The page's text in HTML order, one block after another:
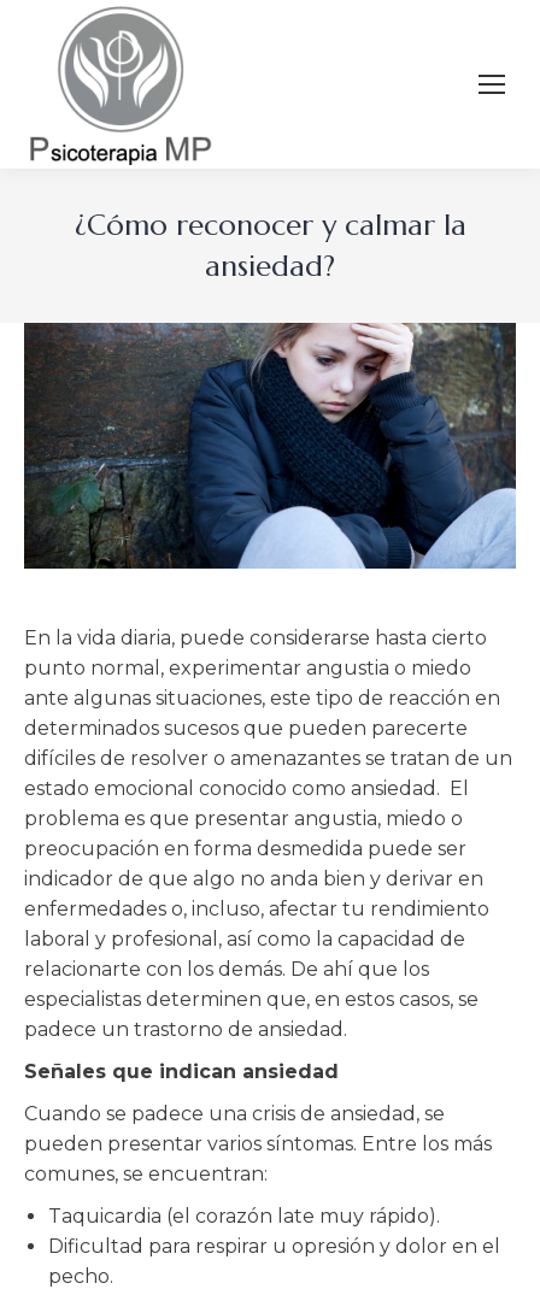
¿Cómo reconocer y calmar la
ansiedad?
En la vida diaria, puede considerarse hasta cierto
punto normal, experimentar angustia o miedo
ante algunas situaciones, este tipo de reacción en
determinados sucesos que pueden parecerte
difíciles de resolver o amenazantes se tratan de un
estado emocional conocido como ansiedad. El
problema es que presentar angustia, miedo o
preocupación en forma desmedida puede ser
indicador de que algo no anda bien y derivar en
enfermedades o, incluso, afectar tu rendimiento
laboral y profesional, así como la capacidad de
relacionarte con los demás. De ahí que los
especialistas determinen que, en estos casos, se
padece un trastorno de ansiedad.
Señales que indican ansiedad
Cuando se padece una crisis de ansiedad, se
pueden presentar varios síntomas. Entre los más
comunes, se encuentran:
Taquicardia (el corazón late muy rápido).
Dificultad para respirar u opresión y dolor en el
pecho.